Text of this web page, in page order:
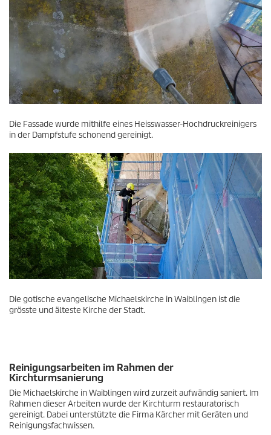
Die Fassade wurde mithilfe eines Heisswasser-Hochdruckreinigers
in der Dampfstufe schonend gereinigt.
Die gotische evangelische Michaelskirche in Waiblingen ist die
grösste und älteste Kirche der Stadt.
Reinigungsarbeiten im Rahmen der
Kirchturmsanierung
Die Michaelskirche in Waiblingen wird zurzeit aufwändig saniert. Im
Rahmen dieser Arbeiten wurde der Kirchturm restauratorisch
gereinigt. Dabei unterstützte die Firma Kärcher mit Geräten und
Reinigungsfachwissen.